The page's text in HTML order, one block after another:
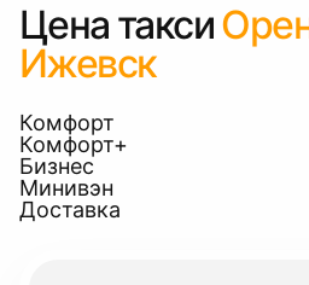
Цена такси
Ижевск
Комфорт
Комфорт+
Бизнес
Минивэн
Доставка